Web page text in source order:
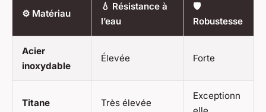
⚙️ Matériau
💧 Résistance à
l’eau
🛡️
Robustesse
Acier
inoxydable
Élevée Forte
Titane Très élevée
Exceptionn